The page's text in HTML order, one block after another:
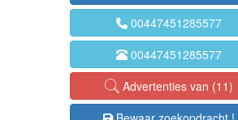
00447451285577
00447451285577
Advertenties van (11)